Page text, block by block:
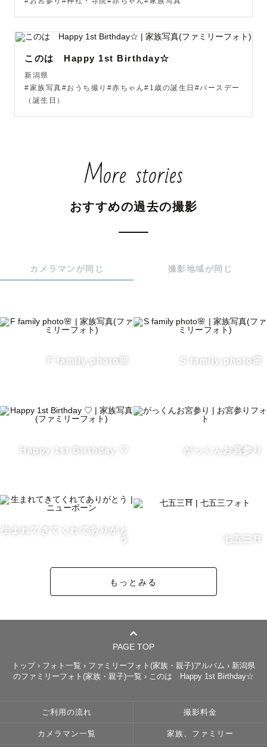
みや要望などを伝えていただき、撮影当日は思いっきり楽
しみましょう♬.*ﾟ
皆様にお会いできることを楽しみにしております✩.*˚
このは Happy 1st Birthday☆
新潟県
#家族写真#おうち撮り#赤ちゃん#1歳の誕生日#バースデー
（誕生日）
More stories
おすすめの過去の撮影
カメラマンが同じ 撮影地域が同じ
F family photo🌸 S family photo🌸
Happy 1st Birthday ♡ がっくんお宮参り
生まれてきてくれてありがと
う
七五三⛩️
もっとみる
PAGE TOP
トップ › フォト一覧 › ファミリーフォト(家族・親子)アルバム › 新潟県
のファミリーフォト(家族・親子)一覧 › このは Happy 1st Birthday☆
ご利用の流れ 撮影料金
カメラマン一覧 家族、ファミリー